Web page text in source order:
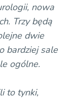
nowa
Trzy będą
dwie
bardziej sale
ogólne.
to tynki,